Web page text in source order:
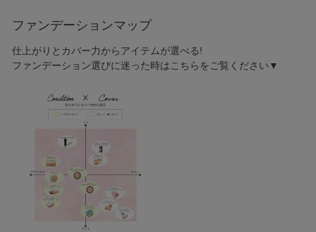
ファンデーションマップ
仕上がりとカバー力からアイテムが選べる!
ファンデーション選びに迷った時はこちらをご覧ください▼